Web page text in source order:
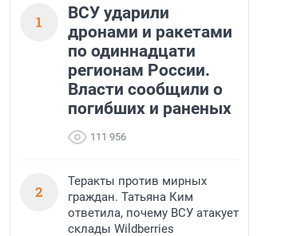
На водоёмах Ленобласти
заработали новые базовые
Инженеры МегаФона установили телеком-
оборудование на популярных водоёмах
Ленинградской области. Базовые станции
вблизи Лемболовского и Раздолинского озёр,
1
ВСУ ударили
дронами и ракетами
по одиннадцати
регионам России.
Власти сообщили о
погибших и раненых
111 956
2
Теракты против мирных
граждан. Татьяна Ким
ответила, почему ВСУ атакует
склады Wildberries